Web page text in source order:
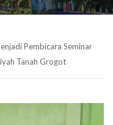
Pembicara Seminar
Tanah Grogot